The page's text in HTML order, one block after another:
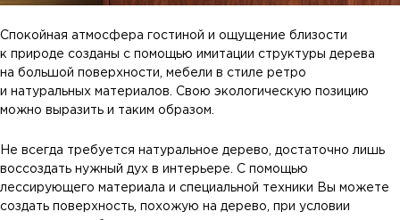
Спокойная атмосфера гостиной и ощущение близости
к природе созданы с помощью имитации структуры дерева
на большой поверхности, мебели в стиле ретро
и натуральных материалов. Свою экологическую позицию
можно выразить и таким образом.
Не всегда требуется натуральное дерево, достаточно лишь
воссоздать нужный дух в интерьере. С помощью
лессирующего материала и специальной техники Вы можете
создать поверхность, похожую на дерево, при условии